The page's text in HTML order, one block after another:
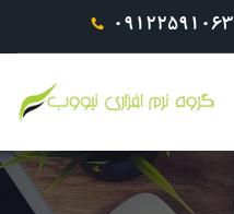
09122591063